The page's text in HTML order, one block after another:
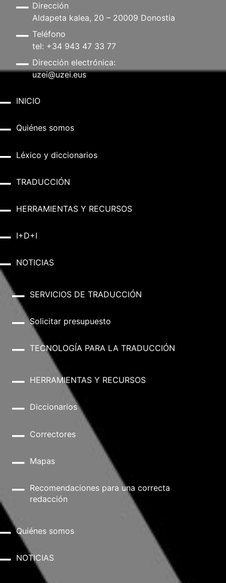
Dirección
Aldapeta kalea, 20 – 20009 Donostia
Teléfono
tel: +34 943 47 33 77
Dirección electrónica:
uzei@uzei.eus
INICIO
Quiénes somos
Léxico y diccionarios
TRADUCCIÓN
HERRAMIENTAS Y RECURSOS
I+D+I
NOTICIAS
SERVICIOS DE TRADUCCIÓN
Solicitar presupuesto
TECNOLOGÍA PARA LA TRADUCCIÓN
HERRAMIENTAS Y RECURSOS
Diccionarios
Correctores
Mapas
Recomendaciones para una correcta
redacción
Quiénes somos
NOTICIAS